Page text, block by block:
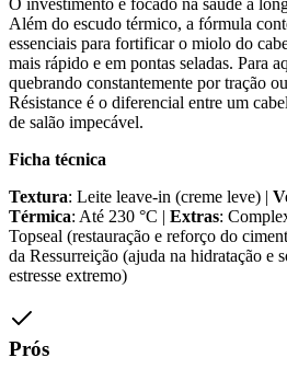
Além do escudo térmico, a fórmula
essenciais para fortificar o miolo do
mais rápido e em pontas seladas. Para
quebrando constantemente por tração
Résistance é o diferencial entre um
de salão impecável.
Ficha técnica
Textura: Leite leave-in (creme leve) |
Térmica: Até 230 °C | Extras:
Topseal (restauração e reforço do
da Ressurreição (ajuda na hidratação e
estresse extremo)
Prós